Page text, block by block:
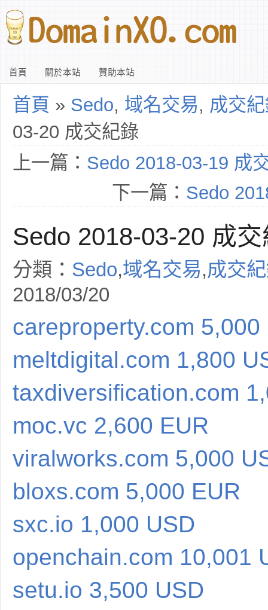
首頁 關於本站 贊助本站
首頁 » Sedo, 域名交易, 成交
03-20 成交紀錄
上一篇： Sedo 2018-03-19 成
下一篇： Sedo
Sedo 2018-03-20 成
分類： Sedo,域名交易,成交
2018/03/20
careproperty.com 5,000
meltdigital.com 1,800
taxdiversification.com
moc.vc 2,600 EUR
viralworks.com 5,000
bloxs.com 5,000 EUR
sxc.io 1,000 USD
openchain.com 10,001
setu.io 3,500 USD